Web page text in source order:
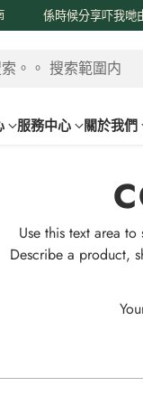
係時候分享吓我哋
。。 搜索範圍内
服務中心 關於我們
Use this text area
Describe a product,